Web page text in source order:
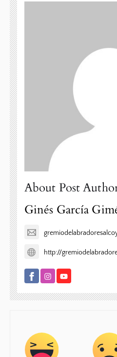
About Post
Ginés García
http://